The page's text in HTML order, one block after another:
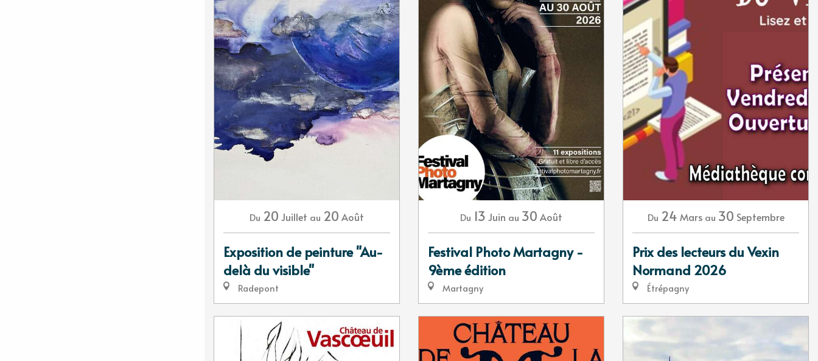
Du 20 Juillet au 20 Août
Exposition de peinture "Au-
delà du visible"
Radepont
Du 13 Juin au 30 Août
Festival Photo Martagny -
9ème édition
Martagny
Du 24 Mars au 30 Septembre
Prix des lecteurs du Vexin
Normand 2026
Étrépagny